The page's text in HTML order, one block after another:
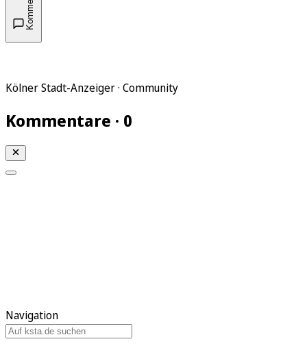
Kölner Stadt-Anzeiger · Community
Kommentare · 0
Navigation